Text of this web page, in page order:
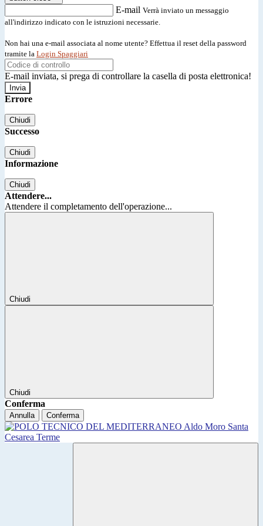
E-mail Verrà inviato un messaggio
all'indirizzo indicato con le istruzioni necessarie.
Non hai una e-mail associata al nome utente? Effettua il reset della password
tramite la Login Spaggiari
E-mail inviata, si prega di controllare la casella di posta elettronica!
Errore
Chiudi
Successo
Chiudi
Informazione
Chiudi
Attendere...
Attendere il completamento dell'operazione...
Chiudi
Chiudi
Conferma
Annulla Conferma